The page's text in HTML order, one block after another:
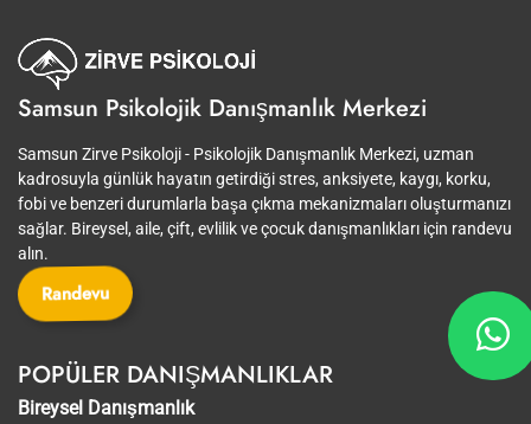
Samsun Psikolojik Danışmanlık Merkezi
Samsun Zirve Psikoloji - Psikolojik Danışmanlık Merkezi, uzman
kadrosuyla günlük hayatın getirdiği stres, anksiyete, kaygı, korku,
fobi ve benzeri durumlarla başa çıkma mekanizmaları oluşturmanızı
sağlar. Bireysel, aile, çift, evlilik ve çocuk danışmanlıkları için randevu
alın.
Randevu
POPÜLER DANIŞMANLIKLAR
Bireysel Danışmanlık